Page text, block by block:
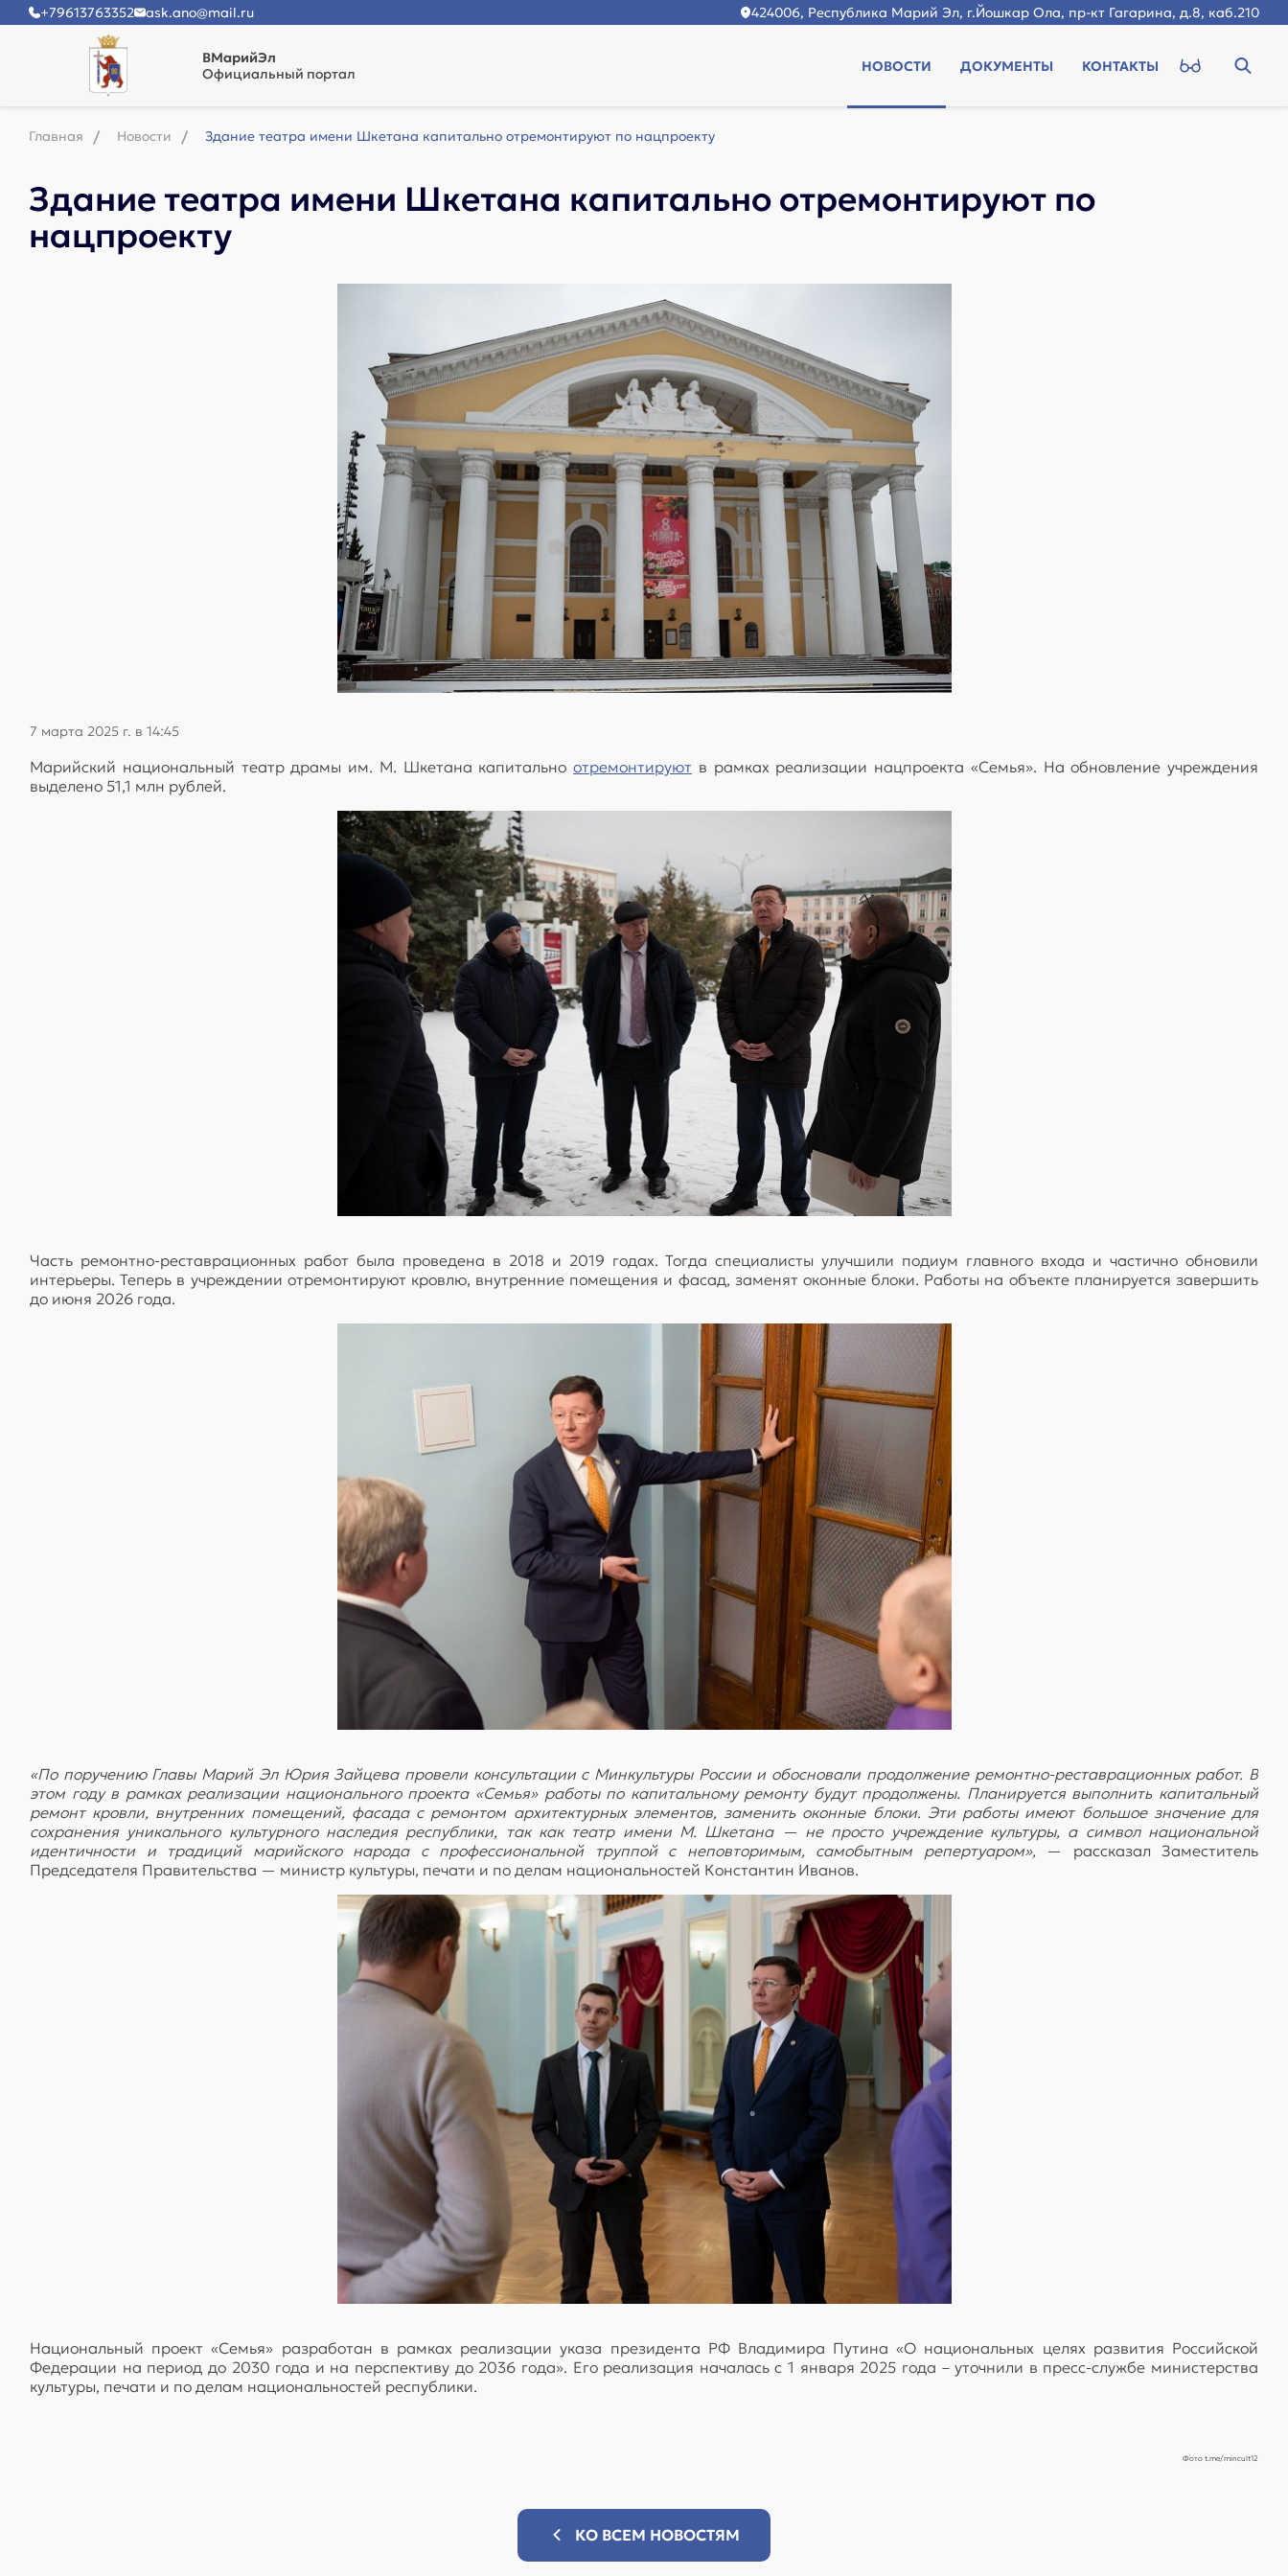
+79613763352 ask.ano@mail.ru 424006, Республика Марий Эл, г.Йошкар Ола, пр-кт Гагарина, д.8, каб.210
ВМарийЭл
Официальный портал
НОВОСТИ ДОКУМЕНТЫ КОНТАКТЫ
Главная Новости Здание театра имени Шкетана капитально отремонтируют по нацпроекту
Здание театра имени Шкетана капитально отремонтируют по
нацпроекту
7 марта 2025 г. в 14:45
Марийский национальный театр драмы им. М. Шкетана капитально отремонтируют в рамках реализации нацпроекта «Семья». На обновление учреждения
выделено 51,1 млн рублей.
Часть ремонтно-реставрационных работ была проведена в 2018 и 2019 годах. Тогда специалисты улучшили подиум главного входа и частично обновили
интерьеры. Теперь в учреждении отремонтируют кровлю, внутренние помещения и фасад, заменят оконные блоки. Работы на объекте планируется завершить
до июня 2026 года.
«По поручению Главы Марий Эл Юрия Зайцева провели консультации с Минкультуры России и обосновали продолжение ремонтно-реставрационных работ. В
этом году в рамках реализации национального проекта «Семья» работы по капитальному ремонту будут продолжены. Планируется выполнить капитальный
ремонт кровли, внутренних помещений, фасада с ремонтом архитектурных элементов, заменить оконные блоки. Эти работы имеют большое значение для
сохранения уникального культурного наследия республики, так как театр имени М. Шкетана — не просто учреждение культуры, а символ национальной
идентичности и традиций марийского народа с профессиональной труппой с неповторимым, самобытным репертуаром», — рассказал Заместитель
Председателя Правительства — министр культуры, печати и по делам национальностей Константин Иванов.
Национальный проект «Семья» разработан в рамках реализации указа президента РФ Владимира Путина «О национальных целях развития Российской
Федерации на период до 2030 года и на перспективу до 2036 года». Его реализация началась с 1 января 2025 года – уточнили в пресс-службе министерства
культуры, печати и по делам национальностей республики.
Фото t.me/mincult12
КО ВСЕМ НОВОСТЯМ